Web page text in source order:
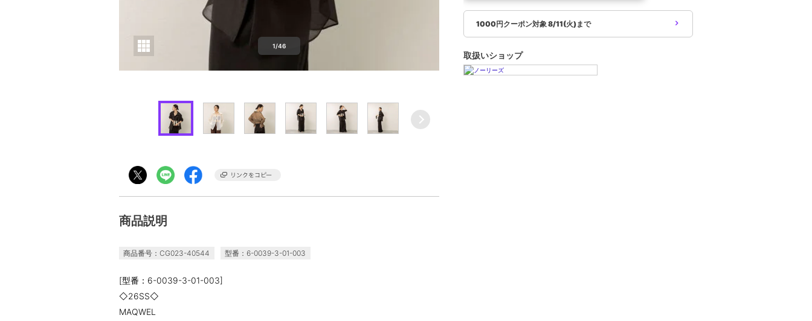
1/46
商品説明
商品番号：CG023-40544 型番：6-0039-3-01-003
[型番：6-0039-3-01-003]
◇26SS◇
MAQWEL
1000円クーポン対象 8/11(火)まで
取扱いショップ